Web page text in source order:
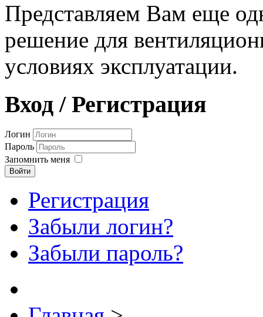
Представляем Вам еще
решение для
условиях эксплуатации.
Вход / Регистрация
Логин
Пароль
Запомнить меня
Войти
Регистрация
Забыли логин?
Забыли пароль?